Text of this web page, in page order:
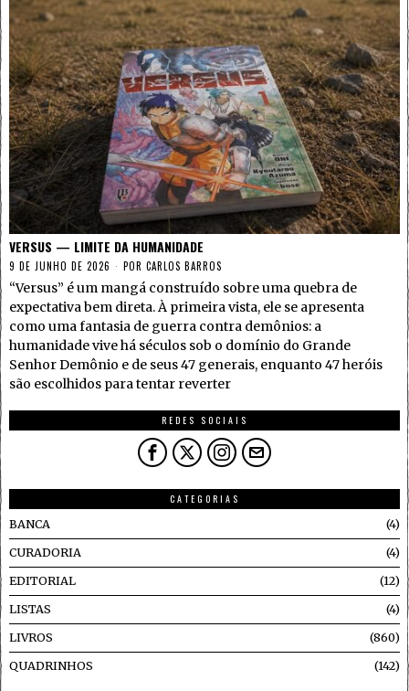
VERSUS — LIMITE DA HUMANIDADE
9 DE JUNHO DE 2026 POR CARLOS BARROS
“Versus” é um mangá construído sobre uma quebra de
expectativa bem direta. À primeira vista, ele se apresenta
como uma fantasia de guerra contra demônios: a
humanidade vive há séculos sob o domínio do Grande
Senhor Demônio e de seus 47 generais, enquanto 47 heróis
são escolhidos para tentar reverter
REDES SOCIAIS
CATEGORIAS
BANCA
4
CURADORIA 4
EDITORIAL 12
LISTAS 4
LIVROS 860
QUADRINHOS 142